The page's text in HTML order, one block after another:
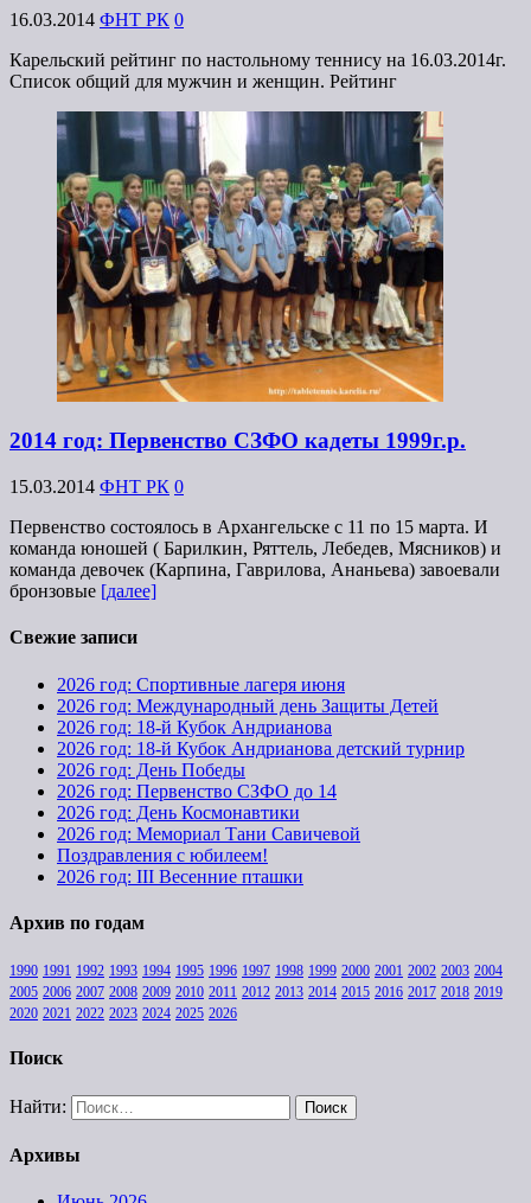
16.03.2014 ФНТ РК 0
Карельский рейтинг по настольному теннису на 16.03.2014г.
Список общий для мужчин и женщин. Рейтинг
2014 год: Первенство СЗФО кадеты 1999г.р.
15.03.2014 ФНТ РК 0
Первенство состоялось в Архангельске с 11 по 15 марта. И
команда юношей ( Барилкин, Ряттель, Лебедев, Мясников) и
команда девочек (Карпина, Гаврилова, Ананьева) завоевали
бронзовые [далее]
Свежие записи
2026 год: Спортивные лагеря июня
2026 год: Международный день Защиты Детей
2026 год: 18-й Кубок Андрианова
2026 год: 18-й Кубок Андрианова детский турнир
2026 год: День Победы
2026 год: Первенство СЗФО до 14
2026 год: День Космонавтики
2026 год: Мемориал Тани Савичевой
Поздравления с юбилеем!
2026 год: III Весенние пташки
Архив по годам
1990 1991 1992 1993 1994 1995 1996 1997 1998 1999 2000 2001 2002 2003 2004
2005 2006 2007 2008 2009 2010 2011 2012 2013 2014 2015 2016 2017 2018 2019
2020 2021 2022 2023 2024 2025 2026
Поиск
Найти:
Архивы